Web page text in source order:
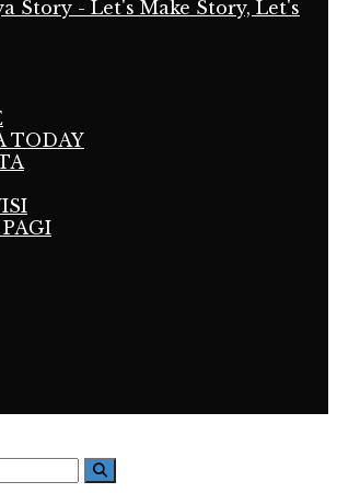
Story - Let's Make Story, Let's
TODAY